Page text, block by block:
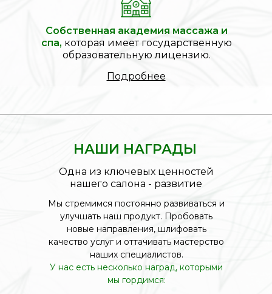
Cобственная академия массажа и
спа, которая имеет государственную
образовательную лицензию.
Подробнее
НАШИ НАГРАДЫ
Одна из ключевых ценностей
нашего салона - развитие
Мы стремимся постоянно развиваться и
улучшать наш продукт. Пробовать
новые направления, шлифовать
качество услуг и оттачивать мастерство
наших специалистов.
У нас есть несколько наград, которыми
мы гордимся: